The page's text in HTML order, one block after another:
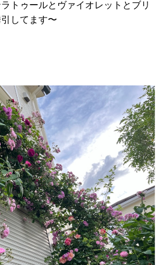
トゥールとヴァイオレットとブリ
してます〜